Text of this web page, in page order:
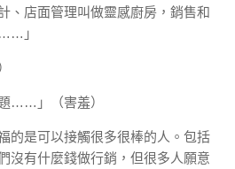
、店面管理叫做靈感廚房，銷售和
」
……」（害羞）
的是可以接觸很多很棒的人。包括
沒有什麼錢做行銷，但很多人願意